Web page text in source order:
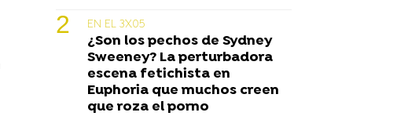
EN EL 3X05
¿Son los pechos de Sydney
Sweeney? La perturbadora
escena fetichista en
Euphoria que muchos creen
que roza el porno